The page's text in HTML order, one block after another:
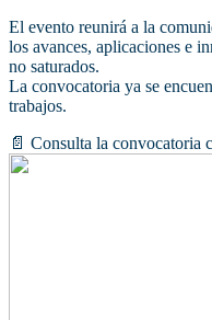
El evento reunirá a la
los avances, aplicaciones e
no saturados.
La convocatoria ya se
trabajos.
📄 Consulta la convocatoria